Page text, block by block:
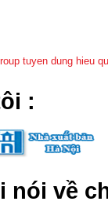
tuyen dung hieu
:
nói về